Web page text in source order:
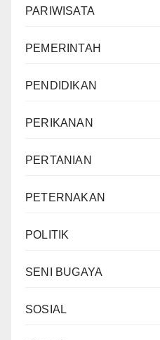
PARIWISATA
PEMERINTAH
PENDIDIKAN
PERIKANAN
PERTANIAN
PETERNAKAN
POLITIK
SENI BUGAYA
SOSIAL